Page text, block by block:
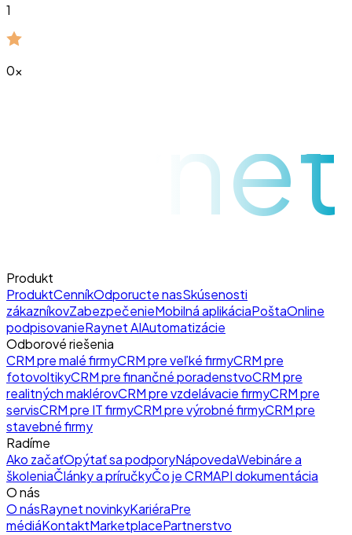
1
0x
raynet
Produkt
ProduktCenníkOdporucte nasSkúsenosti
zákazníkovZabezpečenieMobilná aplikáciaPoštaOnline
podpisovanieRaynet AIAutomatizácie
Odborové riešenia
CRM pre malé firmyCRM pre veľké firmyCRM pre
fotovoltikyCRM pre finančné poradenstvoCRM pre
realitných maklérovCRM pre vzdelávacie firmyCRM pre
servisCRM pre IT firmyCRM pre výrobné firmyCRM pre
stavebné firmy
Radíme
Ako začaťOpýtať sa podporyNápovedaWebináre a
školeniaČlánky a príručkyČo je CRMAPI dokumentácia
O nás
O násRaynet novinkyKariéraPre
médiáKontaktMarketplacePartnerstvo